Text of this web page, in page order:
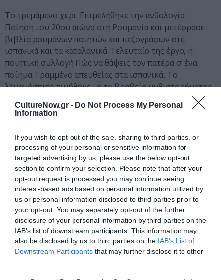
CultureNow.gr - Do Not Process My Personal
Information
If you wish to opt-out of the sale, sharing to third parties, or
processing of your personal or sensitive information for
targeted advertising by us, please use the below opt-out
section to confirm your selection. Please note that after your
opt-out request is processed you may continue seeing
interest-based ads based on personal information utilized by
us or personal information disclosed to third parties prior to
your opt-out. You may separately opt-out of the further
disclosure of your personal information by third parties on the
IAB’s list of downstream participants. This information may
also be disclosed by us to third parties on the IAB’s List of
Downstream Participants that may further disclose it to other
Το τρεμάμενο χέρι. Επιμελήθηκε την ανθολογία:
Ποίηση του 20ού αιώνα στη Ρουμανία και μετέφρασε
βιβλία ρουμάνων ποιητών και πεζογράφων στα
ισπανικά και τα καταλανικά. Τελευταίο της έργο, η
ποιητική συλλογή Πώς να θάψεις τον πατέρα σ’ ένα
ποίημα. Γραμμένο απευθείας στα ισπανικά, Το
λεμονόσπιτο τιμήθηκε με το βραβείο μυθιστορήματος
Πληροφορίες έκδοσης:Εκδόσεις Opera, Σελίδες 216,
Τιμή: 15,00€, ISBN: 978-618-5400-61-3 | Μετάφραση: Μαρία
Μπεζαντάκου
Ακολουθήστε το Culturenow.gr στοGoogle Newsκαι
μάθετε πρώτοι όλες τις ειδήσεις
Δείτε όλα τατελευταία νέαγια την Τέχνη και τον
Πολιτισμό στοCulturenow.gr
Νέοι Διαγωνισμοί❯